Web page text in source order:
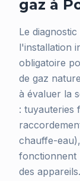
gaz à
Le
l'installation
obligatoire
de gaz
à évaluer la
: tuyauteries
chauffe-
fonctionnent
des